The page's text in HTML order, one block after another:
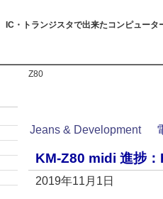
IC・トランジスタで出来たコンピュー
Z80
Jeans & Development
KM-Z80 midi 進捗
2019年11月1日